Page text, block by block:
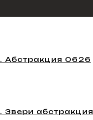
0626
абстракция